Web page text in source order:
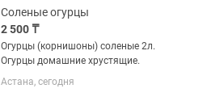
Соленые огурцы
2 500 ₸
Огурцы (корнишоны) соленые 2л.
Огурцы домашние хрустящие.
Астана, сегодня